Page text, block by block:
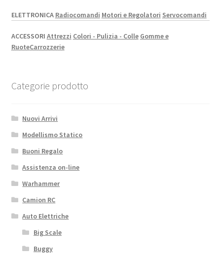
ELETTRONICA Radiocomandi Motori e Regolatori Servocomandi
ACCESSORI Attrezzi Colori - Pulizia - Colle Gomme e
RuoteCarrozzerie
Categorie prodotto
Nuovi Arrivi
Modellismo Statico
Buoni Regalo
Assistenza on-line
Warhammer
Camion RC
Auto Elettriche
Big Scale
Buggy